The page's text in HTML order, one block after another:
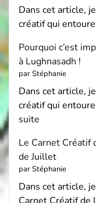
Dans cet article,
créatif qui
Pourquoi c’est
à Lughnasadh !
par Stéphanie
Dans cet article,
créatif qui
suite
Le Carnet Créatif
de Juillet
par Stéphanie
Dans cet article,